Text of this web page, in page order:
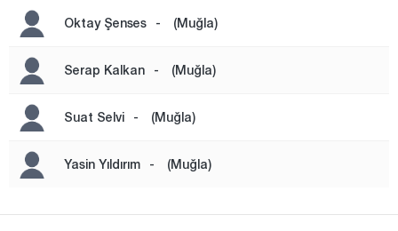
Niğde
Ordu
Osmaniye
Rize
Samsun
Oktay Şenses - (Muğla)
Serap Kalkan - (Muğla)
Suat Selvi - (Muğla)
Yasin Yıldırım - (Muğla)